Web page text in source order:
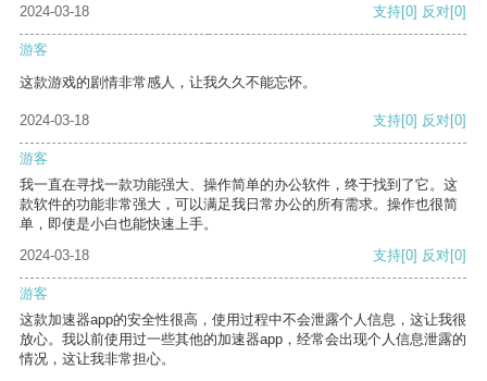
2024-03-18 支持[0] 反对[0]
游客
这款游戏的剧情非常感人，让我久久不能忘怀。
2024-03-18 支持[0] 反对[0]
游客
我一直在寻找一款功能强大、操作简单的办公软件，终于找到了它。这
款软件的功能非常强大，可以满足我日常办公的所有需求。操作也很简
单，即使是小白也能快速上手。
2024-03-18
支持[0] 反对[0]
游客
这款加速器app的安全性很高，使用过程中不会泄露个人信息，这让我很
放心。我以前使用过一些其他的加速器app，经常会出现个人信息泄露的
情况，这让我非常担心。